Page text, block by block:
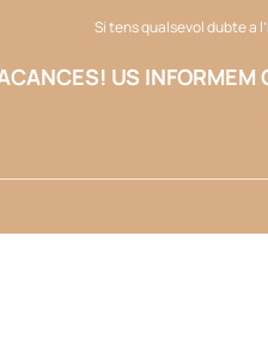
Si tens qualsevol dubte a
US INFORMEM